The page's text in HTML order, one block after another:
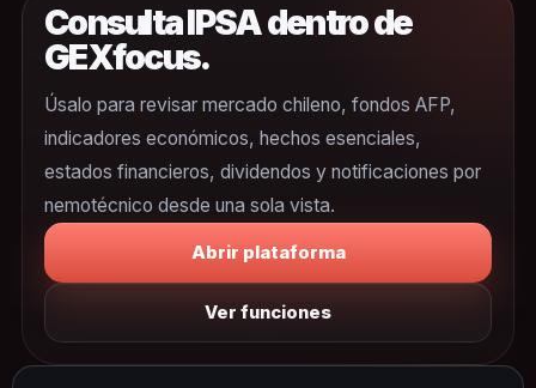
Consulta IPSA dentro de
GEXfocus.
Úsalo para revisar mercado chileno, fondos AFP,
indicadores económicos, hechos esenciales,
estados financieros, dividendos y notificaciones por
nemotécnico desde una sola vista.
Abrir plataforma
Ver funciones